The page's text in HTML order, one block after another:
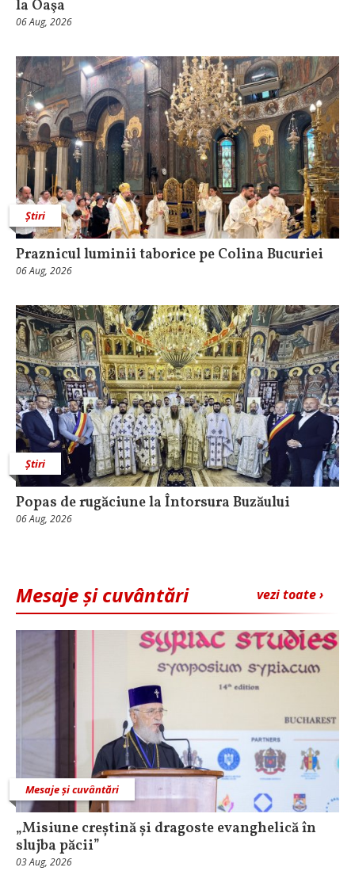
la Oaşa
06 Aug, 2026
Știri
Praznicul luminii taborice pe Colina Bucuriei
06 Aug, 2026
Știri
Popas de rugăciune la Întorsura Buzăului
06 Aug, 2026
vezi toate ›
Mesaje și cuvântări
Mesaje și cuvântări
„Misiune creștină și dragoste evanghelică în
slujba păcii”
03 Aug, 2026